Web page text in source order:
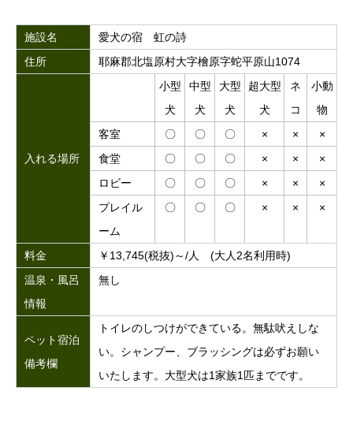
施設名
愛犬の宿 虹の詩
住所
耶麻郡北塩原村大字檜原字蛇平原山1074
入れる場所
小型
犬
中型
犬
大型
犬
超大型
犬
ネ
コ
小動
物
客室
〇 〇 〇 × ×
×
食堂
〇 〇 〇 × ×
×
ロビー
〇 〇 〇 × ×
×
プレイル
ーム
〇 〇 〇 × × ×
料金
￥13,745(税抜)～/人 (大人2名利用時)
温泉・風呂
情報
無し
ペット宿泊
備考欄
トイレのしつけができている。無駄吠えしな
い。シャンプー、ブラッシングは必ずお願い
いたします。大型犬は1家族1匹までです。